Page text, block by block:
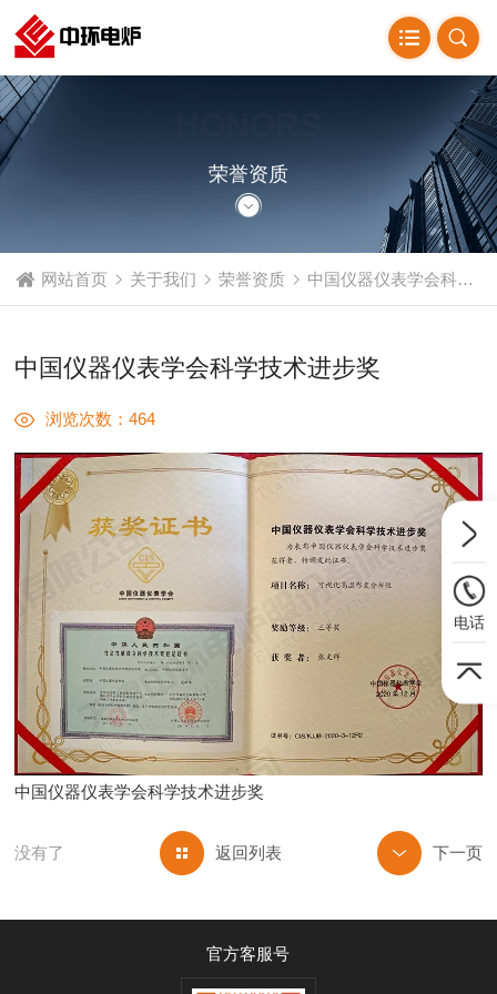
QUALIFICATIONS
荣誉资质
网站首页 关于我们 荣誉资质 中国仪器仪表学会科学技术进步奖
中国仪器仪表学会科学技术进步奖
浏览次数：464
中国仪器仪表学会科学技术进步奖
没有了 返回列表
官方客服号
电话